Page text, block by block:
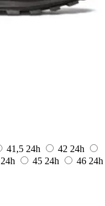
41,5 24h 42 24h
24h 45 24h 46 24h